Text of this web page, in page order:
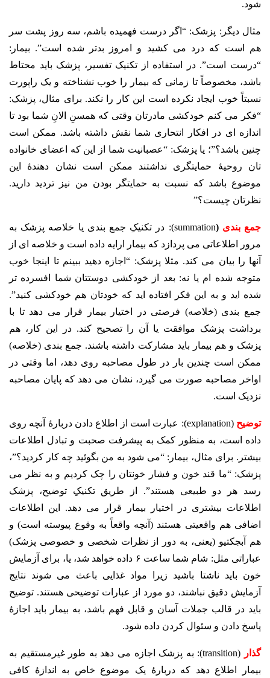
شود.
مثال دیگر: پزشک: “اگر درست فهمیده باشم، سه روز پشت سر
هم است که درد می کشید و امروز بدتر شده است”. بیمار:
“درست است”. در استفاده از تکنیک تفسیر، پزشک باید محتاط
باشد، مخصوصاً تا زمانی که بیمار را خوب نشناخته و یک راپورت
نسبتاً خوب ایجاد نکرده است این کار را نکند. برای مثال، پزشک:
“فکر می کنم خودکشی مادرتان وقتی که همسنِ الانِ شما بود تا
اندازه ای در افکار انتحاری شما نقش داشته باشد. ممکن است
چنین باشد؟”؛ یا پزشک: “عصبانیت شما از این که اعضای خانواده
تان روحیۀ حمایتگری نداشتند ممکن است نشان دهندۀ این
موضوع باشد که نسبت به حمایتگر بودن من نیز تردید دارید.
نظرتان چیست؟”
جمع بندی (
summation): در تکنیکِ جمع بندی یا خلاصه پزشک به
مرور اطلاعاتی می پردازد که بیمار ارایه داده است و خلاصه ای از
آنها را بیان می کند. مثلا پزشک: “اجازه دهید ببینم تا اینجا خوب
متوجه شده ام یا نه: بعد از خودکشی دوستتان شما افسرده تر
شده اید و به این فکر افتاده اید که خودتان هم خودکشی کنید”.
جمع بندی (خلاصه) فرصتی در اختیار بیمار قرار می دهد تا با
برداشت پزشک موافقت یا آن را تصحیح کند. در این کار، هم
پزشک و هم بیمار باید مشارکت داشته باشند. جمع بندی (خلاصه)
ممکن است چندین بار در طول مصاحبه روی دهد، اما وقتی در
اواخر مصاحبه صورت می گیرد، نشان می دهد که پایان مصاحبه
نزدیک است.
توضیح
(explanation): عبارت است از اطلاع دادن دربارۀ آنچه روی
داده است، به منظور کمک به پیشرفت صحبت و تبادل اطلاعات
بیشتر. برای مثال، بیمار: “می شود به من بگوئید چه کار کردید؟”،
پزشک: “ما قند خون و فشار خونتان را چک کردیم و به نظر می
رسد هر دو طبیعی هستند”. از طریق تکنیکِ توضیح، پزشک
اطلاعات بیشتری در اختیار بیمار قرار می دهد. این اطلاعات
اضافی هم واقعیتی هستند (آنچه واقعاً به وقوع پیوسته است) و
هم آبجکتیو (یعنی، به دور از نظرات شخصی و خصوصی پزشک)
عباراتی مثل: شام شما ساعت ۶ داده خواهد شد، یا، برای آزمایش
خون باید ناشتا باشید زیرا مواد غذایی باعث می شوند نتایج
آزمایش دقیق نباشند، دو مورد از عبارات توضیحی هستند. توضیح
باید در قالب جملات آسان و قابل فهم باشد، به بیمار باید اجازۀ
پاسخ دادن و سئوال کردن داده شود.
گذار
(transition): به پزشک اجازه می دهد به طور غیرمستقیم به
بیمار اطلاع دهد که دربارۀ یک موضوع خاص به اندازۀ کافی